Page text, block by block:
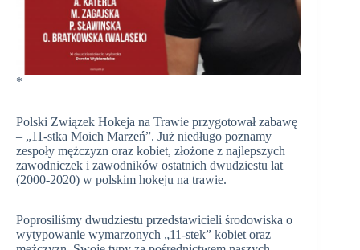
*
Polski Związek Hokeja na Trawie przygotował zabawę
– „11-stka Moich Marzeń”. Już niedługo poznamy
zespoły mężczyzn oraz kobiet, złożone z najlepszych
zawodniczek i zawodników ostatnich dwudziestu lat
(2000-2020) w polskim hokeju na trawie.
Poprosiliśmy dwudziestu przedstawicieli środowiska o
wytypowanie wymarzonych „11-stek” kobiet oraz